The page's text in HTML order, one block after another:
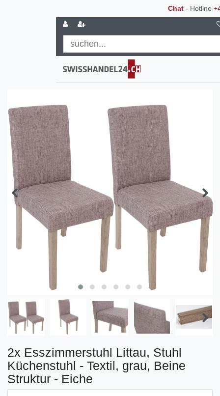
Chat- Hotline
2x Esszimmerstuhl Littau, Stuhl
Küchenstuhl - Textil, grau, Beine
Struktur - Eiche